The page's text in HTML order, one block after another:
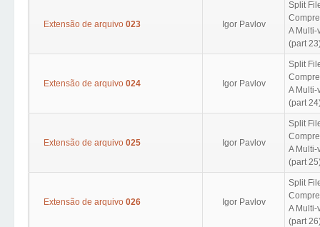
Extensão de arquivo 023 Igor Pavlov
Split
A Multi-
(part
Extensão de arquivo 024 Igor Pavlov
Split
A Multi-
(part
Extensão de arquivo 025 Igor Pavlov
Split
A Multi-
(part
Extensão de arquivo 026 Igor Pavlov
Split
A Multi-
(part